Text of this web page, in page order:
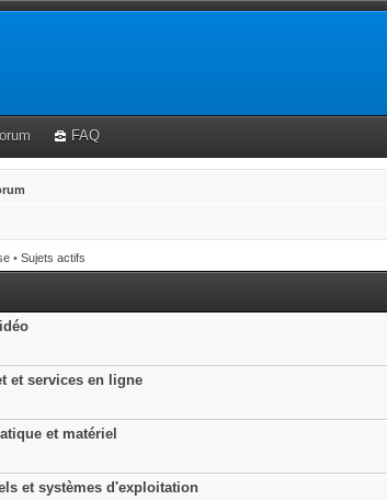
FAQ
• Sujets actifs
et services en ligne
et matériel
et systèmes d'exploitation